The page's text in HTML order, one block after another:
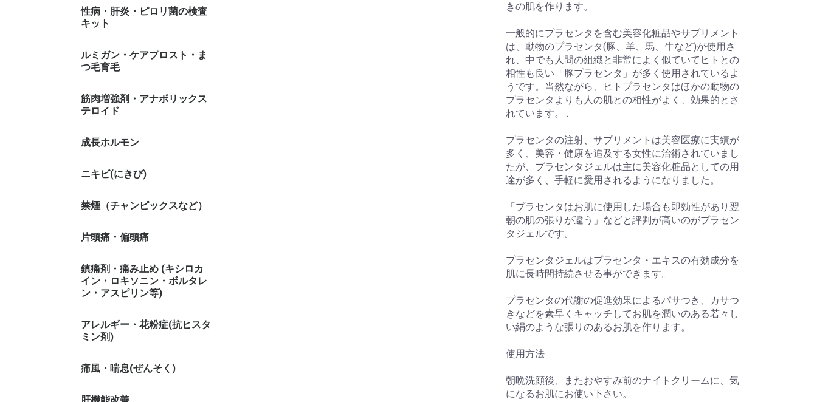
性病・肝炎・ピロリ菌の検査
キット
ルミガン・ケアプロスト・ま
つ毛育毛
筋肉増強剤・アナボリックス
テロイド
成長ホルモン
ニキビ(にきび)
禁煙（チャンピックスなど）
片頭痛・偏頭痛
鎮痛剤・痛み止め (キシロカ
イン・ロキソニン・ボルタレ
ン・アスピリン等)
アレルギー・花粉症(抗ヒスタ
ミン剤)
痛風・喘息(ぜんそく)
きの肌を作ります。
一般的にプラセンタを含む美容化粧品やサプリメント
は、動物のプラセンタ(豚、羊、馬、牛など)が使用さ
れ、中でも人間の組織と非常によく似ていてヒトとの
相性も良い「豚プラセンタ」が多く使用されているよ
うです。当然ながら、ヒトプラセンタはほかの動物の
プラセンタよりも人の肌との相性がよく、効果的とさ
れています。 .
プラセンタの注射、サプリメントは美容医療に実績が
多く、美容・健康を追及する女性に治術されていまし
たが、プラセンタジェルは主に美容化粧品としての用
途が多く、手軽に愛用されるようになりました。
「プラセンタはお肌に使用した場合も即効性があり翌
朝の肌の張りが違う」などと評判が高いのがプラセン
タジェルです。
プラセンタジェルはプラセンタ・エキスの有効成分を
肌に長時間持続させる事ができます。
プラセンタの代謝の促進効果によるパサつき、カサつ
きなどを素早くキャッチしてお肌を潤いのある若々し
い絹のような張りのあるお肌を作ります。
使用方法
朝晩洗顔後、またおやすみ前のナイトクリームに、気
になるお肌にお使い下さい。